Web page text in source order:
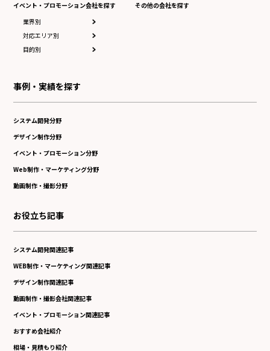
イベント・プロモーション会社を探す
業界別
対応エリア別
目的別
その他の会社を探す
事例・実績を探す
システム開発分野
デザイン制作分野
イベント・プロモーション分野
Web制作・マーケティング分野
動画制作・撮影分野
お役立ち記事
システム開発関連記事
WEB制作・マーケティング関連記事
デザイン制作関連記事
動画制作・撮影会社関連記事
イベント・プロモーション関連記事
おすすめ会社紹介
相場・見積もり紹介